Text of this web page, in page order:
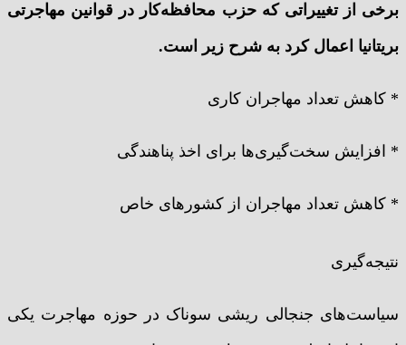
برخی از تغییراتی که حزب محافظه‌کار در قوانین مهاجرتی
بریتانیا اعمال کرد به شرح زیر است.
* کاهش تعداد مهاجران کاری
* افزایش سخت‌گیری‌ها برای اخذ پناهندگی
* کاهش تعداد مهاجران از کشورهای خاص
نتیجه‌گیری
سیاست‌های جنجالی ریشی سوناک در حوزه مهاجرت یکی